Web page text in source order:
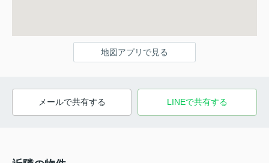
地図アプリで見る
メールで共有する LINEで共有する